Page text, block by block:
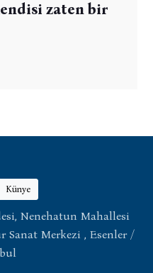
zaten bir
Künye
Nenehatun Mahallesi
Sanat Merkezi , Esenler /